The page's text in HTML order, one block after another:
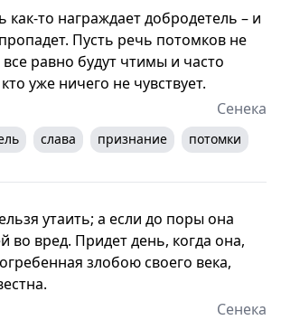
как-то награждает добродетель – и
Пусть речь потомков не
равно будут чтимы и часто
уже ничего не чувствует.
Сенека
слава признание потомки
утаить; а если до поры она
во вред. Придет день, когда она,
злобою своего века,
Сенека